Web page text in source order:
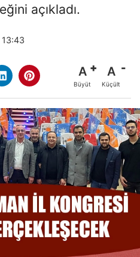
açıkladı.
A
Büyüt
A
Küçült